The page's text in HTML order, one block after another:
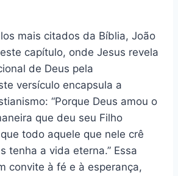
mais citados da Bíblia, João
capítulo, onde Jesus revela
de Deus pela
versículo encapsula a
“Porque Deus amou o
que deu seu Filho
todo aquele que nele crê
tenha a vida eterna.” Essa
convite à fé e à esperança,